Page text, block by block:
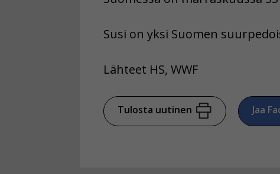
Susi on yksi Suomen
Lähteet HS, WWF
Tulosta uutinen Jaa